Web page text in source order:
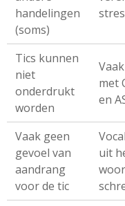
handelingen
(soms)
Tics kunnen
niet
onderdrukt
worden
met
en
Vaak geen
gevoel van
aandrang
voor de tic
uit